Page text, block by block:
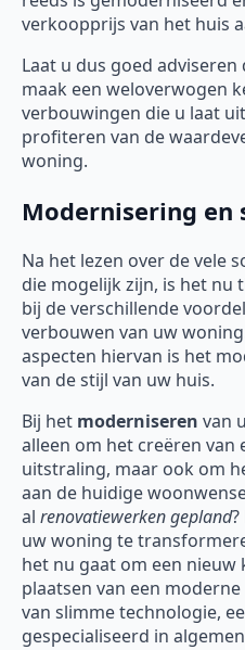
verkoopprijs van het huis
Laat u dus goed
maak een weloverwogen
verbouwingen die u laat
profiteren van de
woning.
Modernisering
Na het lezen over de vele
die mogelijk zijn, is het nu
bij de verschillende
verbouwen van uw
aspecten hiervan is het
van de stijl van uw huis.
Bij het moderniseren van
alleen om het creëren van
uitstraling, maar ook om
aan de huidige
al renovatiewerken gepland
uw woning te
het nu gaat om een nieuw
plaatsen van een
van slimme technologie,
gespecialiseerd in